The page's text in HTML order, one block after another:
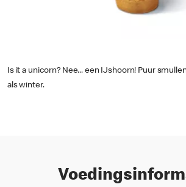
Is it a unicorn? Nee... een IJshoorn! Puur
als winter.